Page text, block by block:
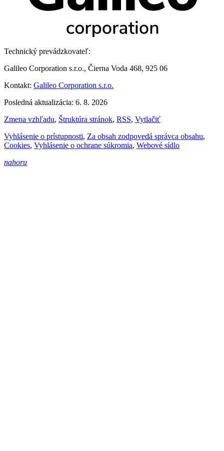
Technický prevádzkovateľ:
Galileo Corporation s.r.o., Čierna Voda 468, 925 06
Kontakt: Galileo Corporation s.r.o.
Posledná aktualizácia: 6. 8. 2026
Zmena vzhľadu, Štruktúra stránok, RSS, Vytlačiť
Vyhlásenie o prístupnosti, Za obsah zodpovedá správca obsahu,
Cookies, Vyhlásenie o ochrane súkromia, Webové sídlo
nahoru